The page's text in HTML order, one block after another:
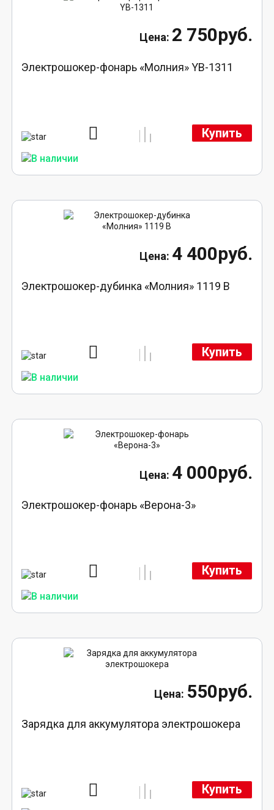
2 750руб.
Электрошокер-фонарь «Молния» YB-1311
Купить
4 400руб.
Электрошокер-дубинка «Молния» 1119 В
Купить
4 000руб.
Электрошокер-фонарь «Верона-3»
Купить
550руб.
Зарядка для аккумулятора электрошокера
Купить